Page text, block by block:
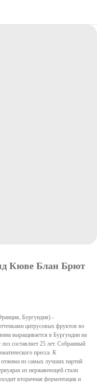
Кюве Блан Брют
Бургундия) -
цитрусовых фруктов во
выращивается в Бургундии на
составляет 25 лет. Собранный
пресса. К
отжима из самых лучших партий
из нержавеющей стали
вторичная ферментация и